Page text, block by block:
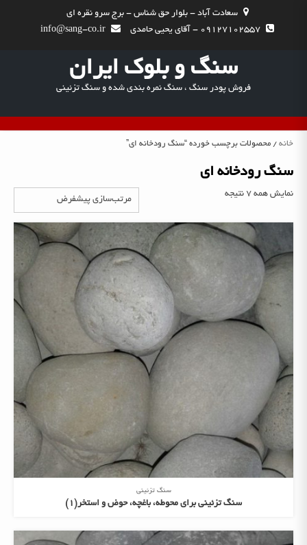
سعادت آباد - بلوار حق شناس - برج سرو نقره ای
09127102557 - آقای یحیی حامدی
info@sang-co.ir
سنگ و بلوک ایران
فروش پودر سنگ ، سنگ نمره بندی شده و سنگ تزئینی
خانه / محصولات برچسب خورده “سنگ رودخانه ای”
سنگ رودخانه ای
نمایش همه 7 نتیجه
سنگ تزئینی
سنگ تزئینی برای محوطه، باغچه، حوض و استخر(1)